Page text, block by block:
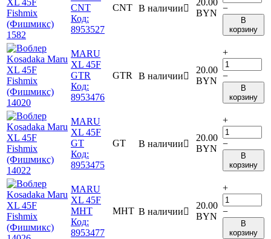
CNT
Код:
8953527
CNT В наличии
20.00
BYN −
В
корзину
MARU
XL 45F
GTR
Код:
8953476
GTR В наличии
20.00
BYN
+
−
В
корзину
MARU
XL 45F
GT
Код:
8953475
GT В наличии
20.00
BYN
+
−
В
корзину
MARU
XL 45F
MHT
Код:
8953477
MHT В наличии
20.00
BYN
+
−
В
корзину